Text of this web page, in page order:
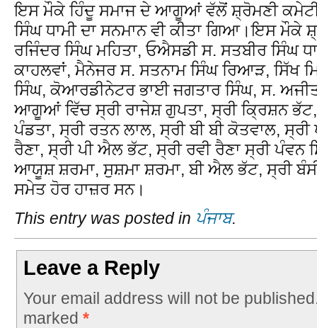
ਇਸ ਮੌਕੇ ਹਿੰਦੂ ਸਮਾਜ ਦੇ ਆਗੂਆਂ ਵੱਲੋਂ ਸ਼੍ਰੋਮਣੀ
ਸਿੰਘ ਧਾਮੀ ਦਾ ਸਨਮਾਨ ਵੀ ਕੀਤਾ ਗਿਆ।ਇਸ ਮੌਕੇ
ਰਜਿੰਦਰ ਸਿੰਘ ਮਹਿਤਾ, ਓਐਸਡੀ ਸ. ਸਤਬੀਰ ਸਿੰਘ
ਕਾਹਲਵਾਂ, ਮੈਨੇਜਰ ਸ. ਸਤਨਾਮ ਸਿੰਘ ਰਿਆੜ, ਸਿੱਖ
ਸਿੰਘ, ਕੋਆਰਡੀਨੇਟਰ ਭਾਈ ਜਗਤਾਰ ਸਿੰਘ, ਸ. ਅਜੀਤ
ਆਗੂਆਂ ਵਿੱਚ ਸ੍ਰੀ ਰਾਜੇਸ਼ ਗੁਪਤਾ, ਸ੍ਰੀ ਕ੍ਰਿਸ਼ਨ
ਪੰਡਤਾ, ਸ੍ਰੀ ਰਤਨ ਲਾਲ, ਸ੍ਰੀ ਬੀ ਬੀ ਕੋਤਵਾਲ,
ਰੈਣਾ, ਸ੍ਰੀ ਪੀ ਐਲ ਭੱਟ, ਸ੍ਰੀ ਰਵੀ ਰੈਣਾ ਸ੍ਰੀ ਪੰਵਨ
ਆਯੂਸ਼ ਸ਼ਰਮਾ, ਸੁਸ਼ਮਾ ਸ਼ਰਮਾ, ਬੀ ਐਲ ਭੱਟ, ਸ੍ਰੀ
ਸਮੇਤ ਹੋਰ ਹਾਜ਼ਰ ਸਨ।
This entry was posted in ਪੰਜਾਬ.
Leave a Reply
Your email address will not be
marked *